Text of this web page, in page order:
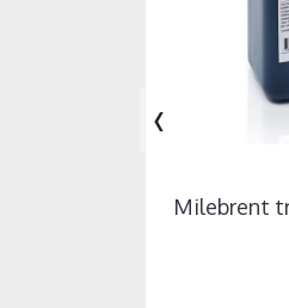
Milebrent
‹